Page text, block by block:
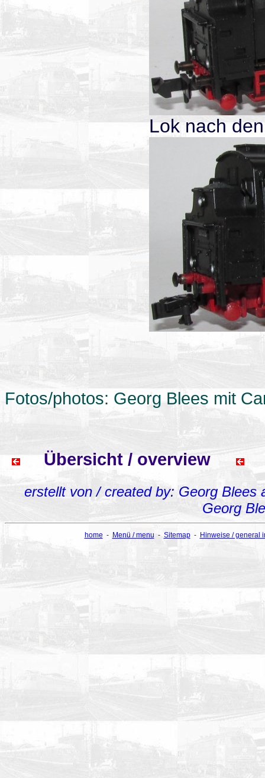
Lok nach
Fotos/photos: Georg Blees mit
Übersicht / overview
erstellt von / created by: Georg Blees
Georg
home - Menü / menu - Sitemap- Hinweise / general